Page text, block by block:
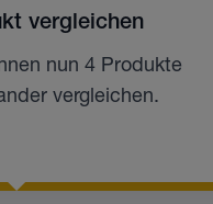
Tiefe
vergleichen
nun 4 Produkte
vergleichen.